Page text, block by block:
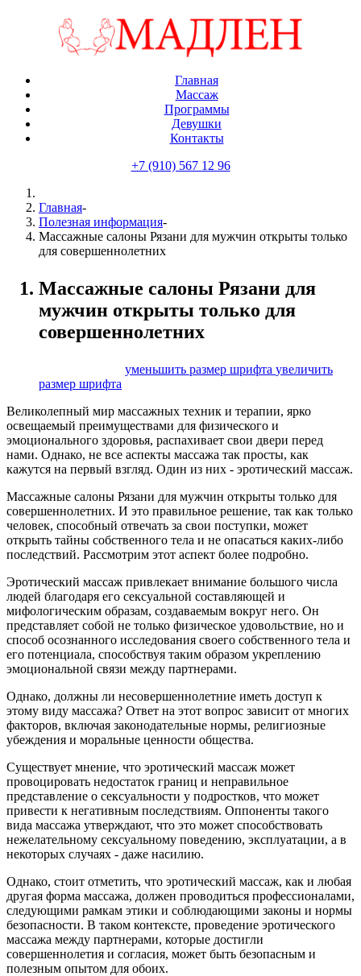
Главная
Массаж
Программы
Девушки
Контакты
+7 (910) 567 12 96
Главная-
Полезная информация-
Массажные салоны Рязани для мужчин открыты только
для совершеннолетних
Массажные салоны Рязани для
мужчин открыты только для
совершеннолетних
уменьшить размер шрифта увеличить
размер шрифта
Великолепный мир массажных техник и терапии, ярко
освещаемый преимуществами для физического и
эмоционального здоровья, распахивает свои двери перед
нами. Однако, не все аспекты массажа так просты, как
кажутся на первый взгляд. Один из них - эротический массаж.
Массажные салоны Рязани для мужчин открыты только для
совершеннолетних. И это правильное решение, так как только
человек, способный отвечать за свои поступки, может
открыть тайны собственного тела и не опасаться каких-либо
последствий. Рассмотрим этот аспект более подробно.
Эротический массаж привлекает внимание большого числа
людей благодаря его сексуальной составляющей и
мифологическим образам, создаваемым вокруг него. Он
представляет собой не только физическое удовольствие, но и
способ осознанного исследования своего собственного тела и
его потенциала, способствуя таким образом укреплению
эмоциональной связи между партнерами.
Однако, должны ли несовершеннолетние иметь доступ к
этому виду массажа? Ответ на этот вопрос зависит от многих
факторов, включая законодательные нормы, религиозные
убеждения и моральные ценности общества.
Существует мнение, что эротический массаж может
провоцировать недостаток границ и неправильное
представление о сексуальности у подростков, что может
привести к негативным последствиям. Оппоненты такого
вида массажа утверждают, что это может способствовать
нежелательному сексуальному поведению, эксплуатации, а в
некоторых случаях - даже насилию.
Однако, стоит отметить, что эротический массаж, как и любая
другая форма массажа, должен проводиться профессионалами,
следующими рамкам этики и соблюдающими законы и нормы
безопасности. В таком контексте, проведение эротического
массажа между партнерами, которые достигли
совершеннолетия и согласия, может быть безопасным и
полезным опытом для обоих.